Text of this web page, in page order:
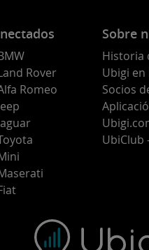
Rover
Romeo
Sobre
Historia
Ubigi en
Socios
UbiClub